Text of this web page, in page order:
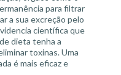
para filtrar
a sua excreção pelo
científica que
dieta tenha a
toxinas. Uma
é mais eficaz e